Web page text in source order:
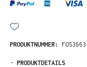
PRODUKTNUMMER: FOS3663
- PRODUKTDETAILS